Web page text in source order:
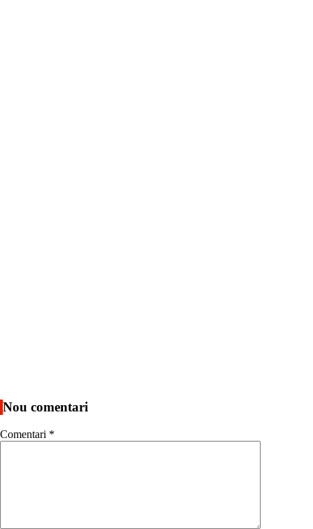
Nou comentari
Comentari *